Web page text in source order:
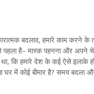
बदलाव, हमारे काम करने के
पहला है– मास्क पहनना और
था, कि हमारे देश के कई ऐसे इलाके
में कोई बीमार है? समय बदला